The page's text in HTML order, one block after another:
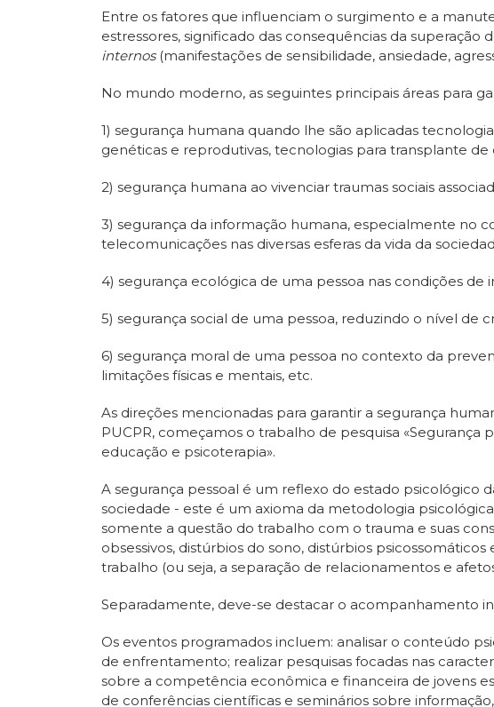
Entre os fatores que influenciam o surgimento e a
estressores, significado das consequências da
internos(manifestações de sensibilidade, ansiedade,
No mundo moderno, as seguintes principais áreas para
1) segurança humana quando lhe são aplicadas
genéticas e reprodutivas, tecnologias para transplante de
2) segurança humana ao vivenciar traumas sociais
3) segurança da informação humana, especialmente no
telecomunicações nas diversas esferas da vida da
4) segurança ecológica de uma pessoa nas condições
5) segurança social de uma pessoa, reduzindo o nível de
6) segurança moral de uma pessoa no contexto da
limitações físicas e mentais, etc.
As direções mencionadas para garantir a segurança
PUCPR, começamos o trabalho de pesquisa «Segurança
educação e psicoterapia».
A segurança pessoal é um reflexo do estado psicológico
sociedade - este é um axioma da metodologia
somente a questão do trabalho com o trauma e suas
obsessivos, distúrbios do sono, distúrbios
trabalho (ou seja, a separação de relacionamentos e
Separadamente, deve-se destacar o acompanhamento
Os eventos programados incluem: analisar o conteúdo
de enfrentamento; realizar pesquisas focadas nas
sobre a competência econômica e financeira de jovens
de conferências científicas e seminários sobre